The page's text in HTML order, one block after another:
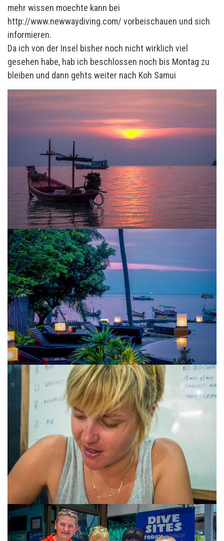
mehr wissen moechte kann bei
http://www.newwaydiving.com/ vorbeischauen und sich
informieren.
Da ich von der Insel bisher noch nicht wirklich viel
gesehen habe, hab ich beschlossen noch bis Montag zu
bleiben und dann gehts weiter nach Koh Samui